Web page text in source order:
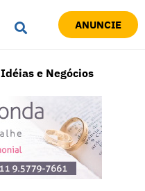
ANUNCIE
Idéias e Negócios